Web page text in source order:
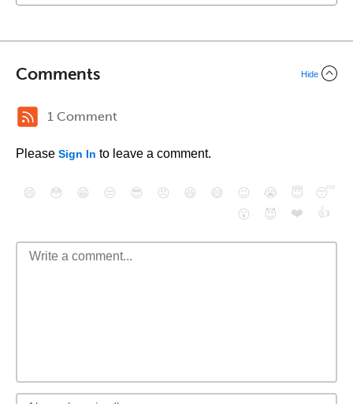
Comments Hide
1 Comment
Please Sign In to leave a comment.
😄 😳 😁 😒 😎 😠 😆 😅 😉 😭 😇
😴
😮
😈 ❤️ 👍